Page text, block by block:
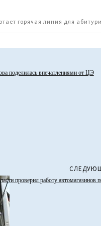
горячая линия для
поделилась впечатлениями от ЦЭ
проверил работу автомагазинов